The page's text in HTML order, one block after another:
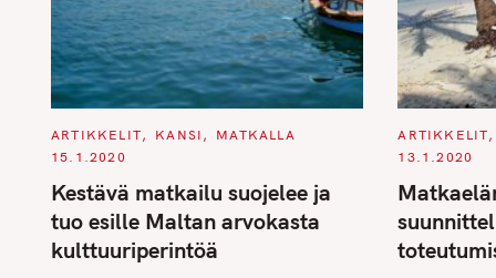
C
T
G
O
R
I
E
S
ARTIKKELIT KANSI
MATKALLA
15.1.2020
Kestävä matkailu suojelee ja
tuo esille Maltan arvokasta
kulttuuriperintöä
C
T
G
O
R
I
E
S
ARTIKKELIT
13.1.2020